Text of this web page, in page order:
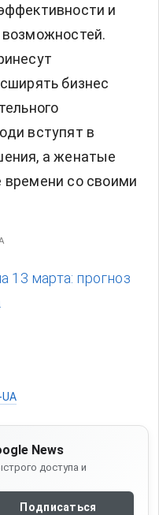
и
бизнес
вступят в
а женатые
со своими
13 марта: прогноз
News
доступа и
Подписаться